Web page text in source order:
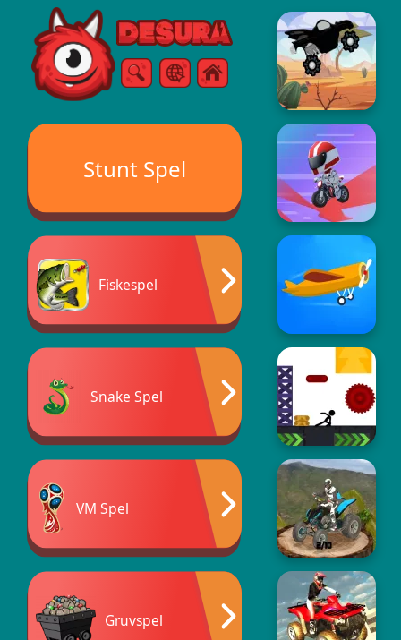
Free Online Games
Sök Meny
Stunt Spel
Fiskespel
Snake Spel
VM Spel
Gruvspel